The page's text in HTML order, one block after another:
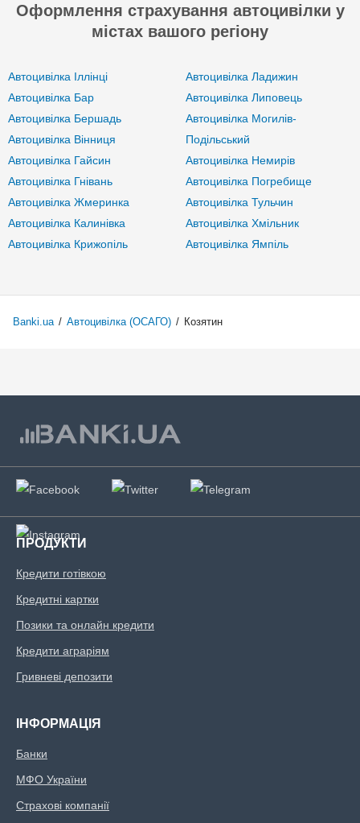
Оформлення страхування автоцивілки у
містах вашого регіону
Автоцивілка Іллінці
Автоцивілка Бар
Автоцивілка Бершадь
Автоцивілка Вінниця
Автоцивілка Гайсин
Автоцивілка Гнівань
Автоцивілка Жмеринка
Автоцивілка Калинівка
Автоцивілка Крижопіль
Автоцивілка Ладижин
Автоцивілка Липовець
Автоцивілка Могилів-
Подільський
Автоцивілка Немирів
Автоцивілка Погребище
Автоцивілка Тульчин
Автоцивілка Хмільник
Автоцивілка Ямпіль
Banki.ua / Автоцивілка (ОСАГО) / Козятин
ПРОДУКТИ
Кредити готівкою
Кредитні картки
Позики та онлайн кредити
Кредити аграріям
Гривневі депозити
ІНФОРМАЦІЯ
Банки
МФО України
Страхові компанії